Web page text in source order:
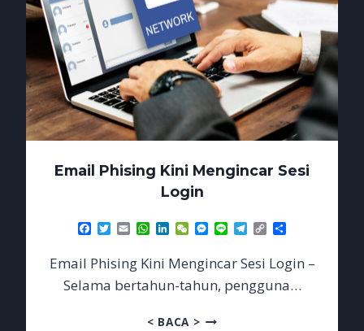
Email Phising Kini Mengincar Sesi
Login
Facebook
TwitterEmailWhatsApp
LinkedIn
WeChatMessenger
Line Telegram
Copy
Link
Email Phising Kini Mengincar Sesi Login –
Selama bertahun-tahun, pengguna…
< BACA >EMAIL